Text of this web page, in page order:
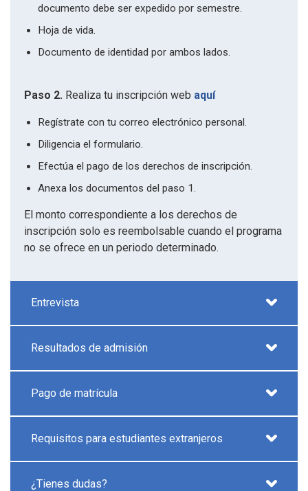
documento debe ser expedido por semestre.
Hoja de vida.
Documento de identidad por ambos lados.
Paso 2. Realiza tu inscripción web aquí
Regístrate con tu correo electrónico personal.
Diligencia el formulario.
Efectúa el pago de los derechos de inscripción.
Anexa los documentos del paso 1.
El monto correspondiente a los derechos de
inscripción solo es reembolsable cuando el programa
no se ofrece en un periodo determinado.
Entrevista
Resultados de admisión
Pago de matrícula
Requisitos para estudiantes extranjeros
¿Tienes dudas?